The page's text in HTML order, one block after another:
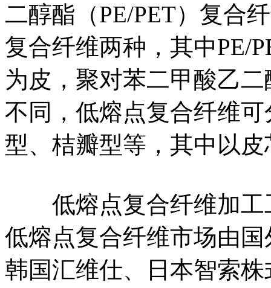
二醇酯（PE/PET）复合
复合纤维两种，其中PE/
为皮，聚对苯二甲酸乙
不同，低熔点复合纤维
型、桔瓣型等，其中以
低熔点复合纤维加工
低熔点复合纤维市场由
韩国汇维仕、日本智索